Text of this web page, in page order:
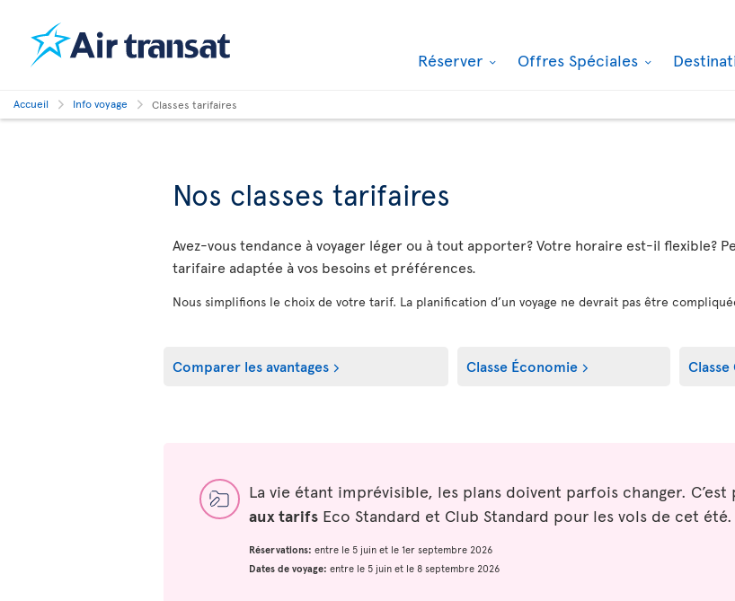
Réserver Offres Spéciales
Accueil Info voyage Classes tarifaires
Nos classes tarifaires
Avez-vous tendance à voyager léger ou à tout apporter? Votre horaire est-il flexible?
tarifaire adaptée à vos besoins et préférences.
Nous simplifions le choix de votre tarif. La planification d’un voyage ne devrait pas être
Comparer les avantages Classe Économie Classe
La vie étant imprévisible, les plans doivent parfois changer.
aux tarifs Eco Standard et Club Standard pour les vols de cet été.
Réservations: entre le 5 juin et le 1er septembre 2026
Dates de voyage: entre le 5 juin et le 8 septembre 2026